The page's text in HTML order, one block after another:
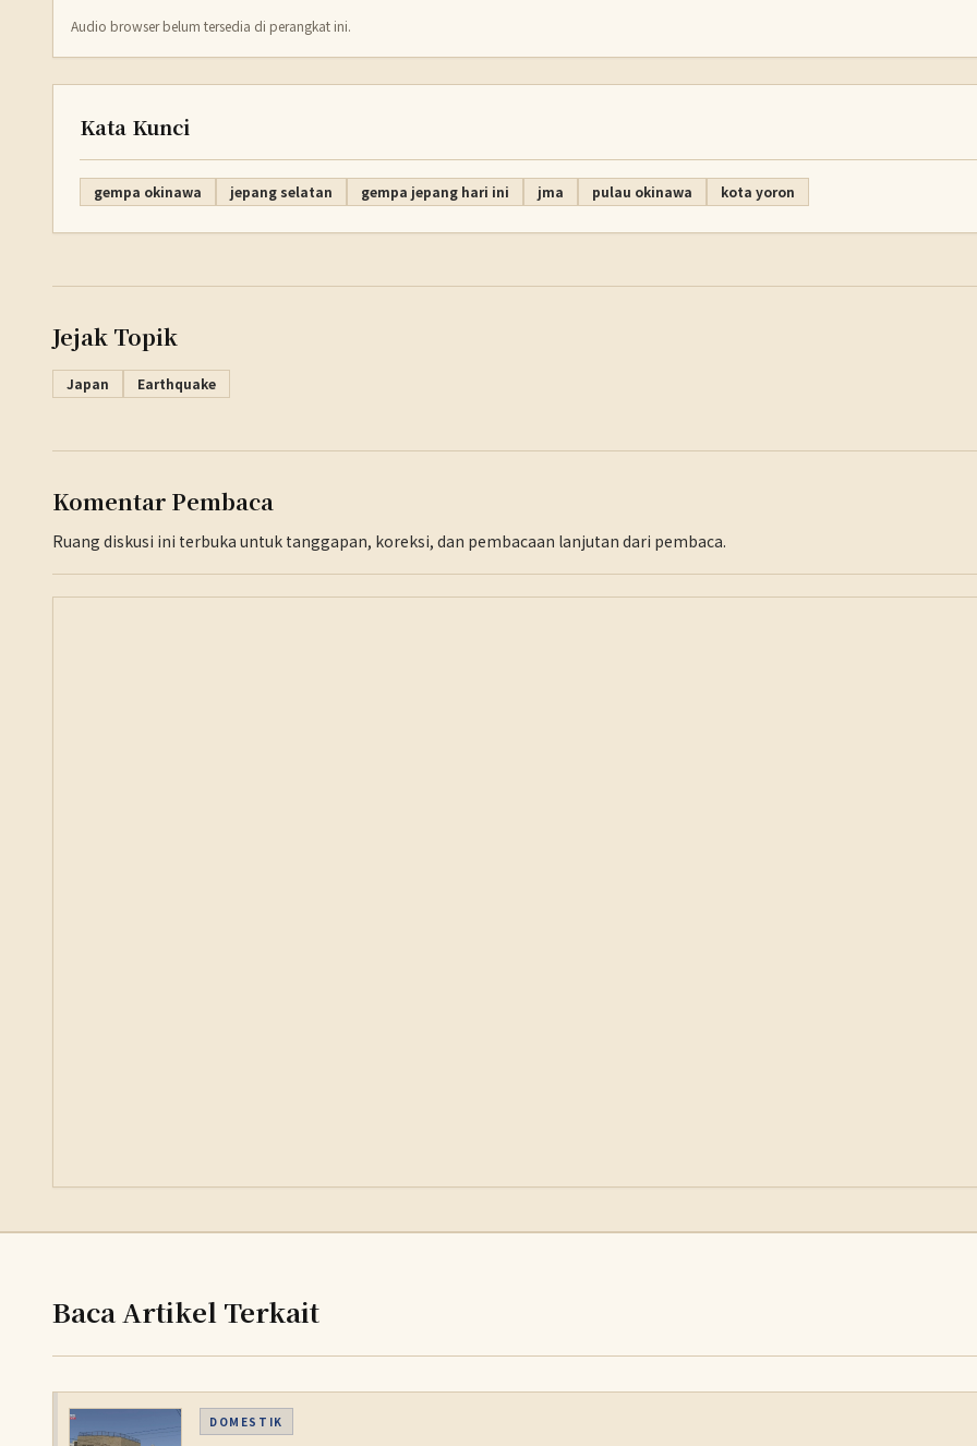
Audio browser belum tersedia di perangkat ini.
Kata Kunci
gempa okinawa jepang selatan gempa jepang hari ini jma pulau okinawa kota yoron
Jejak Topik
Japan Earthquake
Komentar Pembaca
Ruang diskusi ini terbuka untuk tanggapan, koreksi, dan pembacaan lanjutan dari pembaca.
Baca Artikel Terkait
DOMESTIK